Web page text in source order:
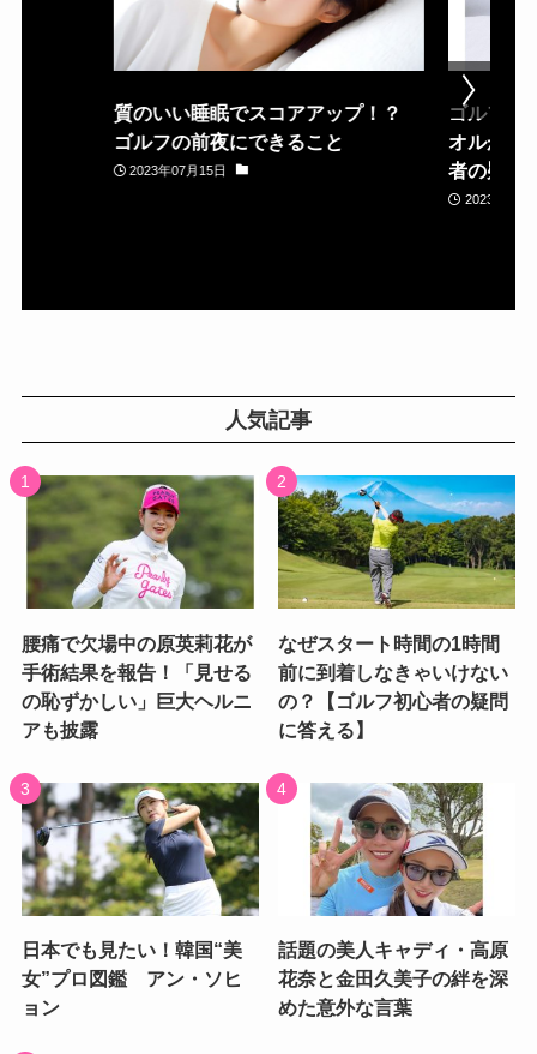
質のいい睡眠でスコアアップ！？
ゴルフの前夜にできること
2023年07月15日
ゴルフ場
オルが置
者の疑問
2023年05月
人気記事
腰痛で欠場中の原英莉花が
手術結果を報告！「見せる
の恥ずかしい」巨大ヘルニ
アも披露
なぜスタート時間の1時間
前に到着しなきゃいけない
の？【ゴルフ初心者の疑問
に答える】
日本でも見たい！韓国“美
女”プロ図鑑 アン・ソヒ
ョン
話題の美人キャディ・高原
花奈と金田久美子の絆を深
めた意外な言葉